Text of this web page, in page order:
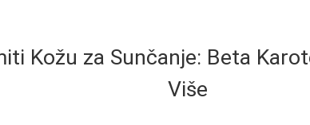
Kožu za Sunčanje: Beta
Više